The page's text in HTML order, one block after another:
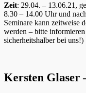
Zeit: 29.04. – 13.06.21,
8.30 – 14.00 Uhr und
Seminare kann zeitweise
werden – bitte
sicherheitshalber bei uns!)
Kersten Glaser